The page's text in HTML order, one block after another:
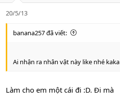
o
n
20/5/13
banana257 đã viết:
Ai nhận ra nhân vật này like nhé kaka
Làm cho em một cái đi :D. Đi mà